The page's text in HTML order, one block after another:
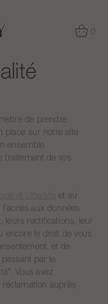
0
de prendre
place sur notre site
ensemble
traitement de vos
et Libertés et au
aux données
leurs rectifications, leur
encore le droit de vous
et de
par le
Vous avez
réclamation auprès